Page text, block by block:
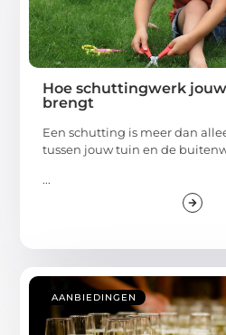
Hoe schuttingwerk
brengt
Een schutting is meer dan
tussen jouw tuin en de
...
AANBIEDINGEN